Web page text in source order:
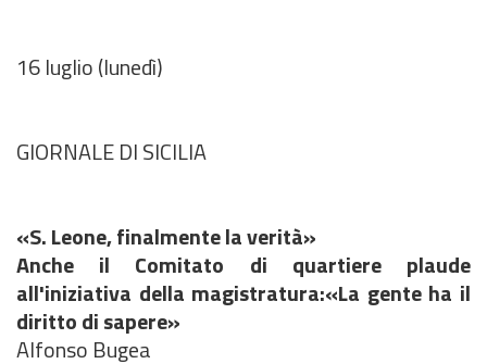
16 luglio (lunedì)
GIORNALE DI SICILIA
«S. Leone, finalmente la verità»
Anche il Comitato di quartiere plaude
all'iniziativa della magistratura:«La gente ha il
diritto di sapere»
Alfonso Bugea